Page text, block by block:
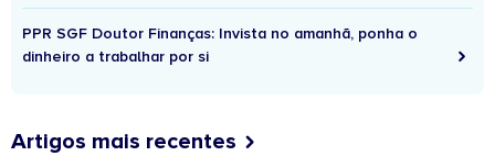
PPR SGF Doutor Finanças: Invista no amanhã, ponha o
dinheiro a trabalhar por si
Artigos mais recentes